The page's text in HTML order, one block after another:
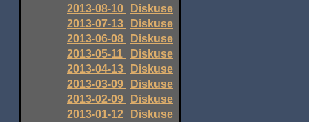
2013-08-10
Diskuse
2013-07-13
Diskuse
2013-06-08
Diskuse
2013-05-11
Diskuse
2013-04-13
Diskuse
2013-03-09
Diskuse
2013-02-09
Diskuse
2013-01-12
Diskuse